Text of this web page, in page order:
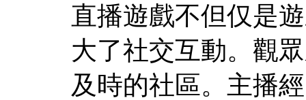
直播遊戲不但仅是
大了社交互動。觀
及時的社區。主播